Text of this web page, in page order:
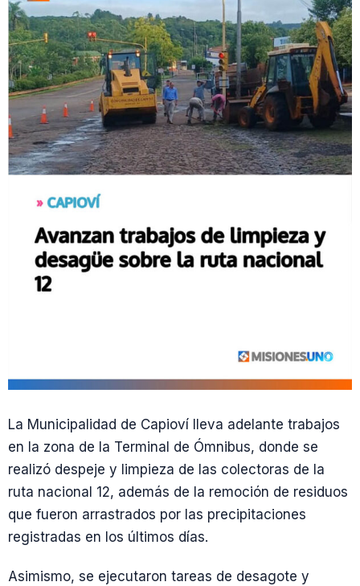
La Municipalidad de Capioví lleva adelante trabajos
en la zona de la Terminal de Ómnibus, donde se
realizó despeje y limpieza de las colectoras de la
ruta nacional 12, además de la remoción de residuos
que fueron arrastrados por las precipitaciones
registradas en los últimos días.
Asimismo, se ejecutaron tareas de desagote y